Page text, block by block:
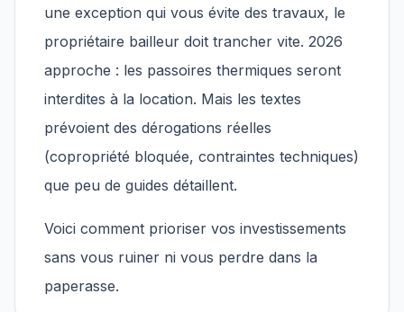
une exception qui vous évite des travaux, le
propriétaire bailleur doit trancher vite. 2026
approche : les passoires thermiques seront
interdites à la location. Mais les textes
prévoient des dérogations réelles
(copropriété bloquée, contraintes techniques)
que peu de guides détaillent.
Voici comment prioriser vos investissements
sans vous ruiner ni vous perdre dans la
paperasse.